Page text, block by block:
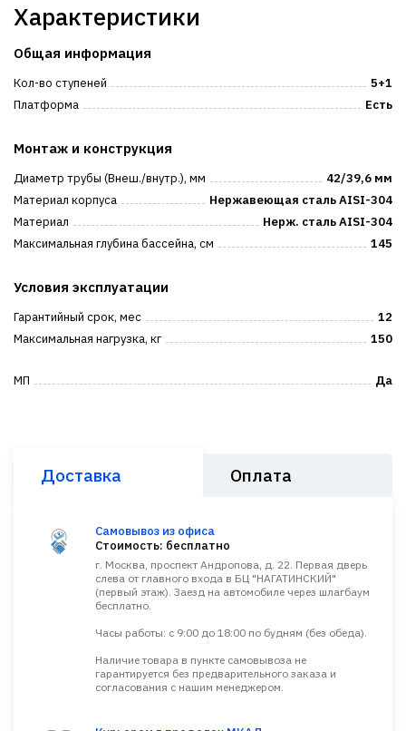
Характеристики
Общая информация
Кол-во ступеней
5+1
Платформа
Есть
Монтаж и конструкция
Диаметр трубы (Внеш./внутр.), мм
42/39,6 мм
Материал корпуса
Нержавеющая сталь AISI-304
Материал
Нерж. сталь AISI-304
Максимальная глубина бассейна, см
145
Условия эксплуатации
Гарантийный срок, мес
12
Максимальная нагрузка, кг
150
МП Да
Доставка Оплата
Самовывоз из офиса
Стоимость: бесплатно
г. Москва, проспект Андропова, д. 22. Первая дверь
слева от главного входа в БЦ "НАГАТИНСКИЙ"
(первый этаж). Заезд на автомобиле через шлагбаум
бесплатно.
Часы работы: с 9:00 до 18:00 по будням (без обеда).
Наличие товара в пункте самовывоза не
гарантируется без предварительного заказа и
согласования с нашим менеджером.